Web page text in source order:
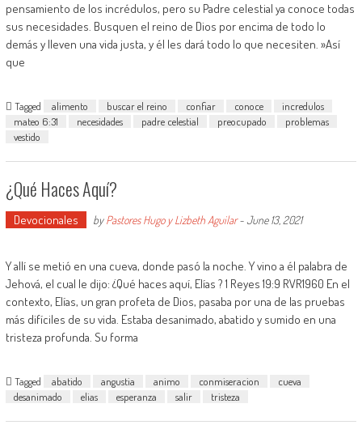
pensamiento de los incrédulos, pero su Padre celestial ya conoce todas
sus necesidades. Busquen el reino de Dios por encima de todo lo
demás y lleven una vida justa, y él les dará todo lo que necesiten. »Así
que
Tagged alimento buscar el reino confiar conoce
incredulos
mateo 6:31
necesidades padre celestial preocupado
problemas
vestido
¿Qué Haces Aquí?
Devocionales byPastores Hugo y Lizbeth Aguilar-June 13, 2021
Y allí se metió en una cueva, donde pasó la noche. Y vino a él palabra de
Jehová, el cual le dijo: ¿Qué haces aquí, Elías ? 1 Reyes 19:9 RVR1960 En el
contexto, Elías, un gran profeta de Dios, pasaba por una de las pruebas
más difíciles de su vida. Estaba desanimado, abatido y sumido en una
tristeza profunda. Su forma
Tagged abatido angustia animo conmiseracion
cueva
desanimado
elias esperanza salir tristeza